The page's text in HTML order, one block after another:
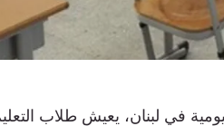
في لبنان، يعيش طلاب